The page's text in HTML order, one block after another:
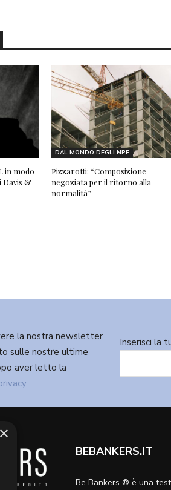
in modo
Davis &
DAL MONDO DEGLI NPE
Pizzarotti: “Composizione
negoziata per il ritorno alla
normalità”
la nostra newsletter
sulle nostre ultime
aver letto la
Inserisci la
BEBANKERS.IT
Be Bankers ® è una
×